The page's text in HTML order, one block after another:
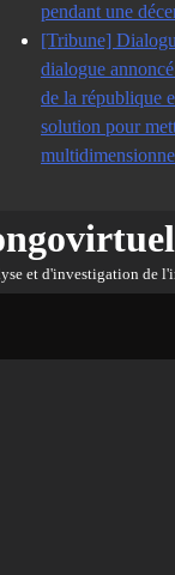
pendant une
[Tribune]
dialogue
de la république
solution pour
et d'investigation de